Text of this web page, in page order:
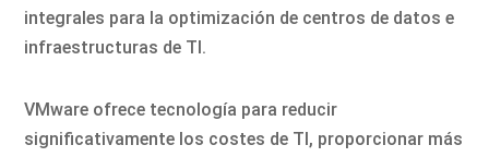
integrales para la optimización de centros de datos e
infraestructuras de TI.
VMware ofrece tecnología para reducir
significativamente los costes de TI, proporcionar más